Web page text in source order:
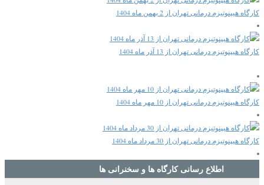
کارگاه هیپنوتیزم درمانی تهران از 2 بهمن ماه 1404
کارگاه هیپنوتیزم درمانی تهران از 13 آذر ماه 1404
کارگاه هیپنوتیزم درمانی تهران از 10 مهر ماه 1404
کارگاه هیپنوتیزم درمانی تهران از 30 مرداد ماه 1404
اطلاع رسانی کارگاه ها و سخنرانی ها